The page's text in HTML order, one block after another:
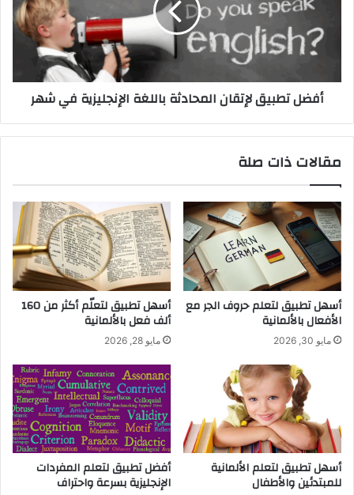
الإنجليزية
أفضل تطبيق لإتقان المحادثة باللغة الإنجليزية في شهر
مقالات ذات صلة
أسهل تطبيق لتعلم حروف الجر مع
الأفعال بالألمانية
مايو 30, 2026
أسهل تطبيق لتعلّم أكثر من 160
ألف فعل بالألمانية
مايو 28, 2026
أسهل تطبيق لتعلم الألمانية
للمبتدئين والأطفال
أفضل تطبيق لتعلم المفردات
الإنجليزية بسرعة واحتراف